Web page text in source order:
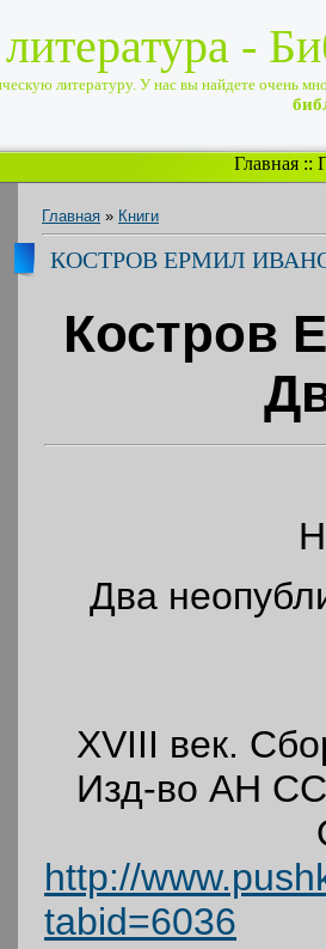
-
литературу. У нас вы найдете очень
Главная ::
Главная » Книги
КОСТРОВ ЕРМИЛ
Костров
Два
XVIII век.
Изд-во АН
http://
tabid=6036